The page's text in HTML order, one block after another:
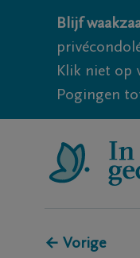
Blijf
Klik niet op
Pogingen
← Vorige